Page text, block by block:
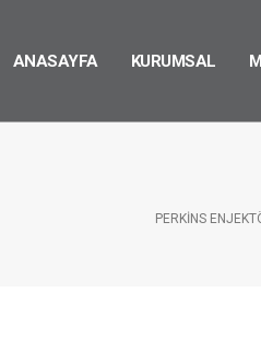
ANASAYFA KURUMSAL
PERKINS